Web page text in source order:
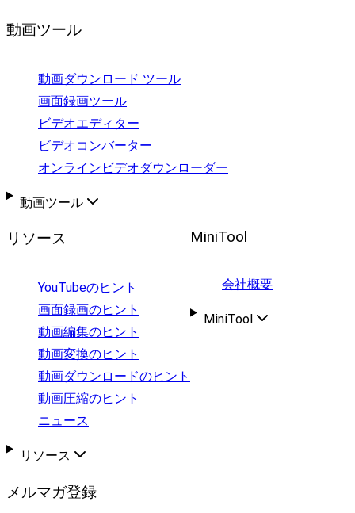
動画ツール
動画ダウンロード ツール
画面録画ツール
ビデオエディター
ビデオコンバーター
オンラインビデオダウンローダー
動画ツール
リソース
YouTubeのヒント
画面録画のヒント
動画編集のヒント
動画変換のヒント
動画ダウンロードのヒント
動画圧縮のヒント
ニュース
リソース
MiniTool
会社概要
MiniTool
メルマガ登録